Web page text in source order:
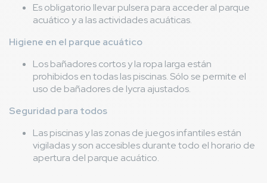
Es obligatorio llevar pulsera para acceder al parque
acuático y a las actividades acuáticas.
Higiene en el parque acuático
Los bañadores cortos y la ropa larga están
prohibidos en todas las piscinas. Sólo se permite el
uso de bañadores de lycra ajustados.
Seguridad para todos
Las piscinas y las zonas de juegos infantiles están
vigiladas y son accesibles durante todo el horario de
apertura del parque acuático.